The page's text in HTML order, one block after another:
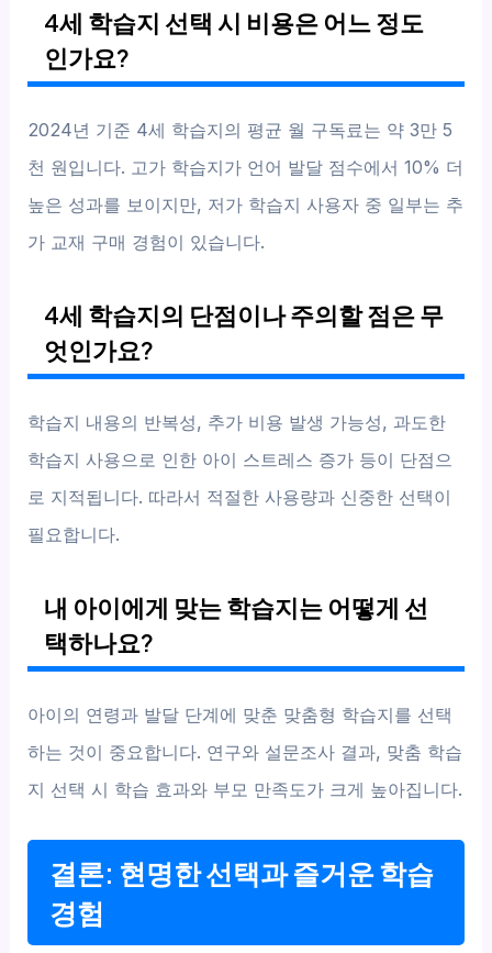
4세 학습지 선택 시 비용은 어느 정도
인가요?
2024년 기준 4세 학습지의 평균 월 구독료는 약 3만 5
천 원입니다. 고가 학습지가 언어 발달 점수에서 10% 더
높은 성과를 보이지만, 저가 학습지 사용자 중 일부는 추
가 교재 구매 경험이 있습니다.
4세 학습지의 단점이나 주의할 점은 무
엇인가요?
학습지 내용의 반복성, 추가 비용 발생 가능성, 과도한
학습지 사용으로 인한 아이 스트레스 증가 등이 단점으
로 지적됩니다. 따라서 적절한 사용량과 신중한 선택이
필요합니다.
내 아이에게 맞는 학습지는 어떻게 선
택하나요?
아이의 연령과 발달 단계에 맞춘 맞춤형 학습지를 선택
하는 것이 중요합니다. 연구와 설문조사 결과, 맞춤 학습
지 선택 시 학습 효과와 부모 만족도가 크게 높아집니다.
결론: 현명한 선택과 즐거운 학습
경험